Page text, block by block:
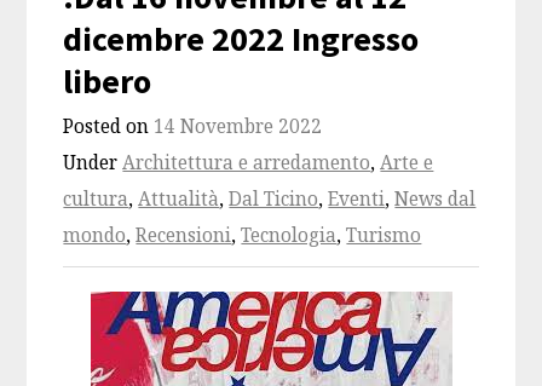
dicembre 2022 Ingresso
libero
Posted on 14 Novembre 2022
UnderArchitettura e arredamento,Arte e
cultura,Attualità,Dal Ticino,Eventi,News dal
mondo,Recensioni,Tecnologia,Turismo